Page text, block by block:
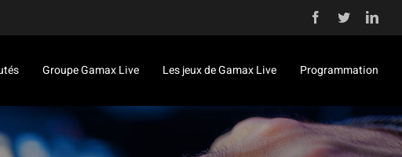
Facebook
Twitter
Groupe Gamax Live Les jeux de Gamax Live Programmation